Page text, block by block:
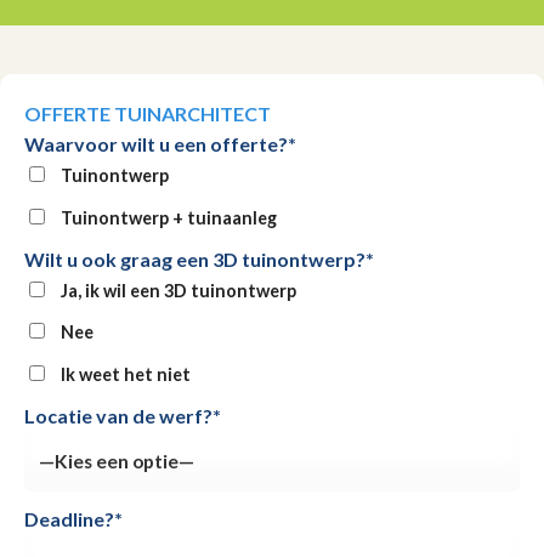
OFFERTE TUINARCHITECT
Waarvoor wilt u een offerte?*
Tuinontwerp
Tuinontwerp + tuinaanleg
Wilt u ook graag een 3D tuinontwerp?*
Ja, ik wil een 3D tuinontwerp
Nee
Ik weet het niet
Locatie van de werf?*
Deadline?*